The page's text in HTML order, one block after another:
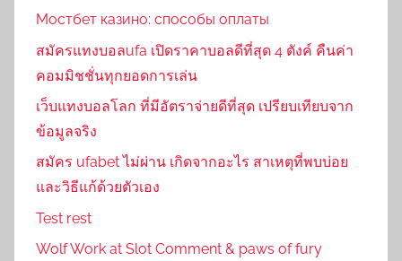
Мостбет казино: способы оплаты
สมัครแทงบอลufa เปิดราคาบอลดีที่สุด 4 ตังค์ คืนค่า
คอมมิชชั่นทุกยอดการเล่น
เว็บแทงบอลโลก ที่มีอัตราจ่ายดีที่สุด เปรียบเทียบจาก
ข้อมูลจริง
สมัคร ufabet ไม่ผ่าน เกิดจากอะไร สาเหตุที่พบบ่อย
และวิธีแก้ด้วยตัวเอง
Test rest
Wolf Work at Slot Comment & paws of fury